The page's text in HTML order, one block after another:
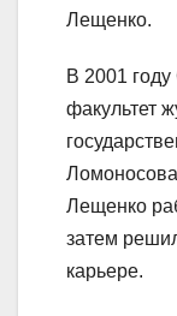
Лещенко.
В 2001
факультет
Лещенко
затем
карьере.